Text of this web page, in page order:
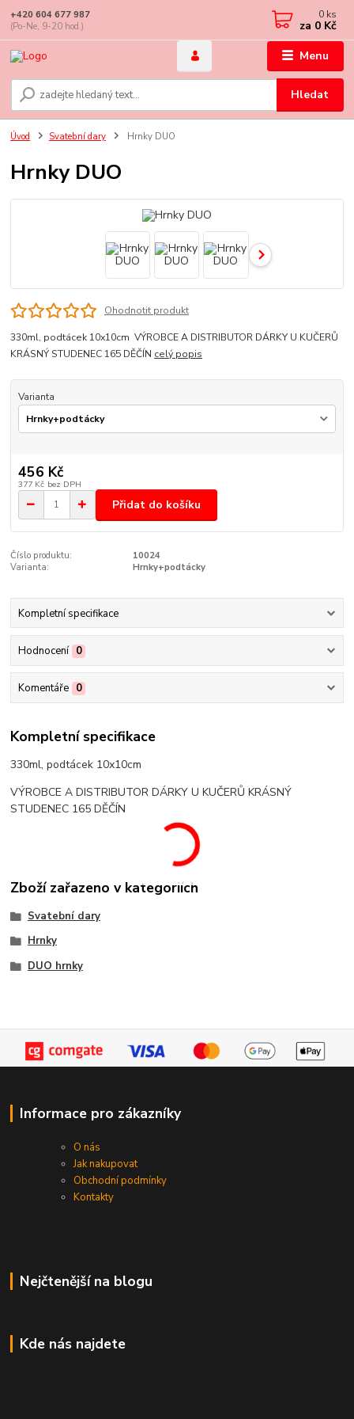
Menu
Hledat
+420 604 677 987
(Po-Ne, 9-20 hod.)
0 ks
za 0 Kč
Úvod Svatební dary Hrnky DUO
Hrnky DUO
Ohodnotit produkt
330ml, podtácek 10x10cm VÝROBCE A DISTRIBUTOR DÁRKY U KUČERŮ
KRÁSNÝ STUDENEC 165 DĚČÍN celý popis
Varianta
456 Kč
377 Kč bez DPH
Přidat do košíku
Číslo produktu:
10024
Varianta:
Hrnky+podtácky
Kompletní specifikace
Hodnocení 0
Komentáře 0
Kompletní specifikace
330ml, podtácek 10x10cm
VÝROBCE A DISTRIBUTOR DÁRKY U KUČERŮ KRÁSNÝ
STUDENEC 165 DĚČÍN
Zboží zařazeno v kategoriích
Svatební dary
Hrnky
DUO hrnky
Informace pro zákazníky
O nás
Jak nakupovat
Obchodní podmínky
Kontakty
Nejčtenější na blogu
Kde nás najdete